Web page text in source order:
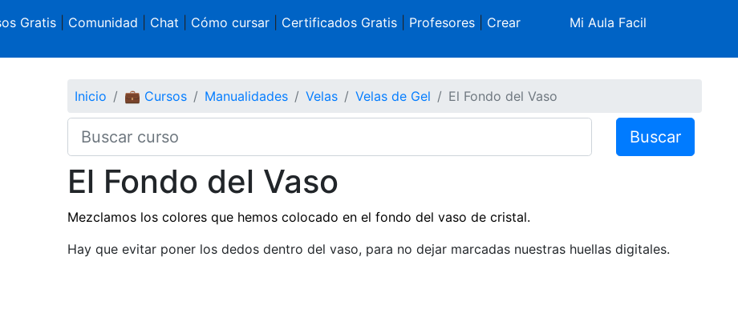
Gratis Comunidad Chat Cómo cursar| Certificados Gratis| Profesores| Crear
Mi Aula Facil
Inicio 💼 Cursos Manualidades Velas Velas de Gel El Fondo del Vaso
Buscar
El Fondo del Vaso
Mezclamos los colores que hemos colocado en el fondo del vaso de cristal.
Hay que evitar poner los dedos dentro del vaso, para no dejar marcadas nuestras huellas digitales.